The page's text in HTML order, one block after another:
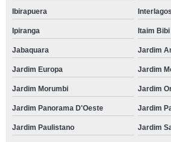
Ibirapuera Interlagos
Ipiranga Itaim Bibi
Jabaquara Jardim
Jardim Europa Jardim
Jardim Morumbi Jardim
Jardim Panorama D'Oeste Jardim
Jardim Paulistano Jardim